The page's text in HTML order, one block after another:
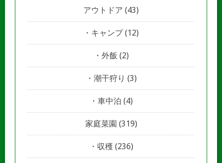
アウトドア (43)
キャンプ(12)
外飯 (2)
潮干狩り (3)
車中泊 (4)
家庭菜園 (319)
収穫 (236)